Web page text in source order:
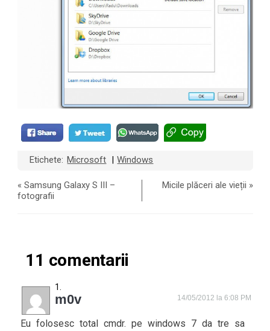
Etichete: Microsoft Windows
«Samsung Galaxy S III –
fotografii
Micile plăceri ale vieții »
11 comentarii
m0v 14/05/2012 la 6:08 PM
Eu folosesc total cmdr. pe windows 7 da tre sa